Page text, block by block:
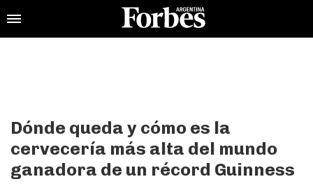
Dónde queda y cómo es la
cervecería más alta del mundo
ganadora de un récord Guinness